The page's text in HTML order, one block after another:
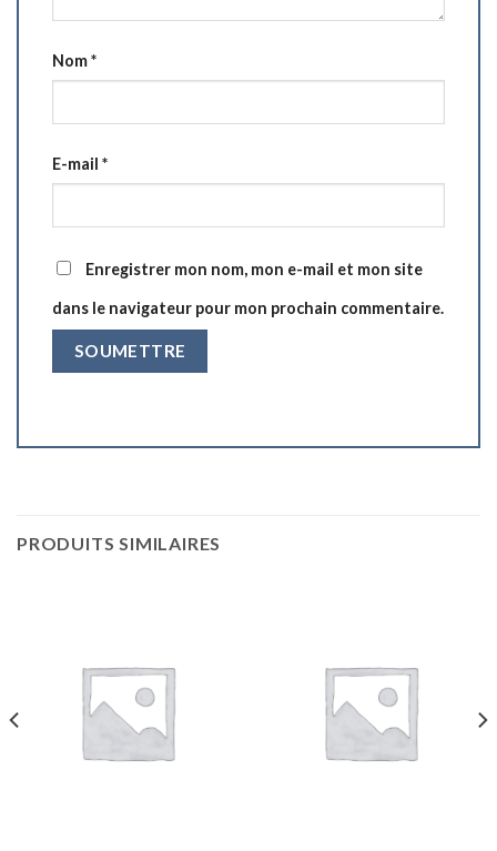
Nom*
E-mail *
Enregistrer mon nom, mon e-mail et mon site
dans le navigateur pour mon prochain commentaire.
PRODUITS SIMILAIRES